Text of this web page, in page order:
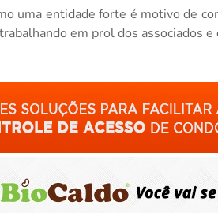
uma entidade forte é motivo de
em prol dos associados e